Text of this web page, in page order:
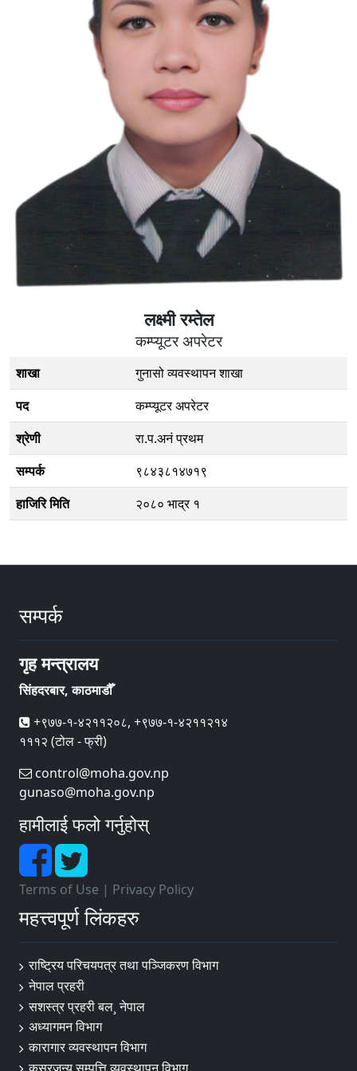
लक्ष्मी रम्तेल
कम्प्यूटर अपरेटर
शाखा
गुनासो व्यवस्थापन शाखा
पद
कम्प्यूटर अपरेटर
श्रेणी
रा.प.अनं प्रथम
सम्पर्क
९८४३८१४७१९
हाजिरि मिति
२०८० भाद्र १
सम्पर्क
गृह मन्त्रालय
सिंहदरबार, काठमाडौँ
+९७७-१-४२११२०८, +९७७-१-४२११२१४
१११२ (टोल - फ्री)
control@moha.gov.np
gunaso@moha.gov.np
हामीलाई फलो गर्नुहोस्
Terms of Use | Privacy Policy
महत्त्वपूर्ण लिंकहरु
राष्ट्रिय परिचयपत्र तथा पञ्‍जिकरण विभाग
नेपाल प्रहरी
सशस्त्र प्रहरी बल¸ नेपाल
अध्यागमन विभाग
कारागार व्यवस्थापन विभाग